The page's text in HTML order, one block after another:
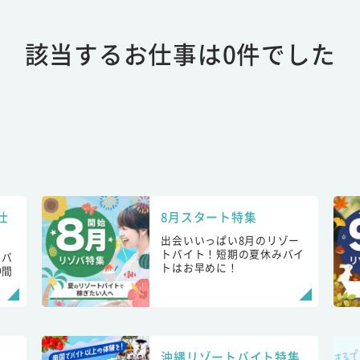
該当するお仕事は0件でした
8月スタート特集
出会いいっぱい8月のリゾー
トバイト！短期の夏休みバイ
トはお早めに！
沖縄リゾートバイト特集